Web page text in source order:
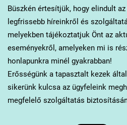
Büszkén értesítjük, hogy elindult
legfrissebb híreinkről és
melyekben tájékoztatjuk Önt az
eseményekről, amelyeken mi is
honlapunkra minél gyakrabban!
Erősségünk a tapasztalt kezek
sikerünk kulcsa az ügyfeleink
megfelelő szolgáltatás